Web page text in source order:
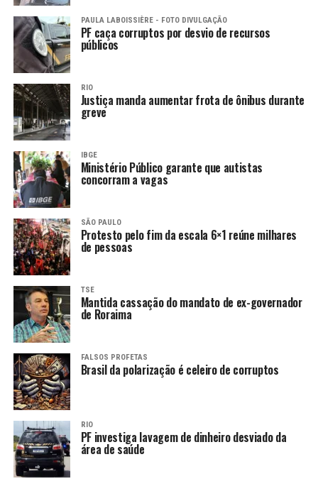
PAULA LABOISSIÈRE - FOTO DIVULGAÇÃO
PF caça corruptos por desvio de recursos
públicos
RIO
Justiça manda aumentar frota de ônibus durante
greve
IBGE
Ministério Público garante que autistas
concorram a vagas
SÃO PAULO
Protesto pelo fim da escala 6×1 reúne milhares
de pessoas
TSE
Mantida cassação do mandato de ex-governador
de Roraima
FALSOS PROFETAS
Brasil da polarização é celeiro de corruptos
RIO
PF investiga lavagem de dinheiro desviado da
área de saúde